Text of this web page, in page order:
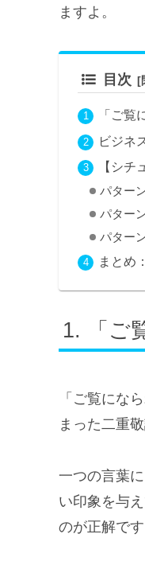
ますよ。
目次
「ご
ビジネ
【シ
パター
パター
パター
まとめ
「
「ご覧にな
まった二重敬
一つの言葉
い印象を与
のが正解です